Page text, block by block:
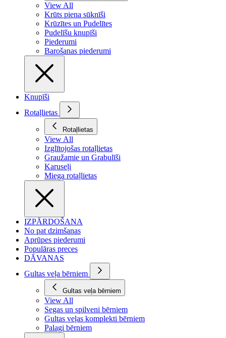
View All
Krūts piena sūknīši
Krūzītes un Pudelītes
Pudelīšu knupīši
Piederumi
Barošanas piederumi
Knupīši
Rotaļlietas
Rotaļlietas
View All
Izglītojošas rotaļlietas
Graužamie un Grabulīši
Karuseļi
Miega rotaļlietas
IZPĀRDOŠANA
No pat dzimšanas
Aprūpes piederumi
Populāras preces
DĀVANAS
Gultas veļa bērniem
Gultas veļa bērniem
View All
Segas un spilveni bērniem
Gultas veļas komplekti bērniem
Palagi bērniem